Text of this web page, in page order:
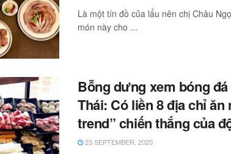
Là một tín đồ của lẩu nên chị Châu
món này cho ...
Bỗng dưng xem bóng
Thái: Có liền 8 địa chỉ ăn
trend” chiến thắng của
23 SEPTEMBER, 2020